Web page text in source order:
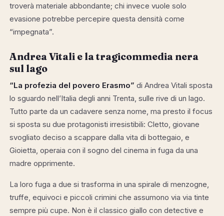
troverà materiale abbondante; chi invece vuole solo
evasione potrebbe percepire questa densità come
“impegnata”.
Andrea Vitali e la tragicommedia nera
sul lago
“La profezia del povero Erasmo” di Andrea Vitali sposta
lo sguardo nell’Italia degli anni Trenta, sulle rive di un lago.
Tutto parte da un cadavere senza nome, ma presto il focus
si sposta su due protagonisti irresistibili: Cletto, giovane
svogliato deciso a scappare dalla vita di bottegaio, e
Gioietta, operaia con il sogno del cinema in fuga da una
madre opprimente.
La loro fuga a due si trasforma in una spirale di menzogne,
truffe, equivoci e piccoli crimini che assumono via via tinte
sempre più cupe. Non è il classico giallo con detective e